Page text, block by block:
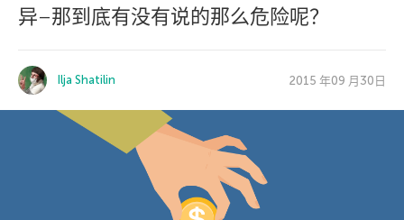
异–那到底有没有说的那么危险呢？
Ilja Shatilin 2015 年09 月30日